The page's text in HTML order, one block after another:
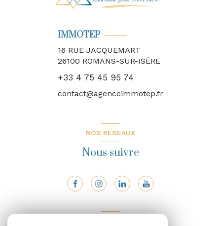
IMMOTEP
16 RUE JACQUEMART
26100 ROMANS-SUR-ISÈRE
+33 4 75 45 95 74
contact@agenceimmotep.fr
NOS RÉSEAUX
Nous suivre